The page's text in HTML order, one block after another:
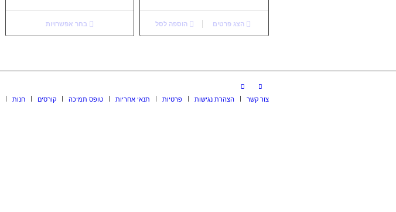
עד
בחר אפשרויות הוספה לסל הצג פרטים
חנות קורסים טופס תמיכה תנאי אחריות פרטיות הצהרת נגישות צור קשר